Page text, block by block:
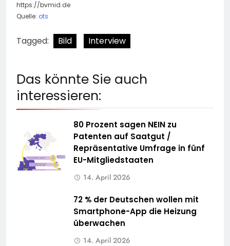
https://bvmid.de
Quelle: ots
Tagged: Bild Interview
Das könnte Sie auch
interessieren:
80 Prozent sagen NEIN zu
Patenten auf Saatgut /
Repräsentative Umfrage in fünf
EU-Mitgliedstaaten
14. April 2026
72 % der Deutschen wollen mit
Smartphone-App die Heizung
überwachen
14. April 2026